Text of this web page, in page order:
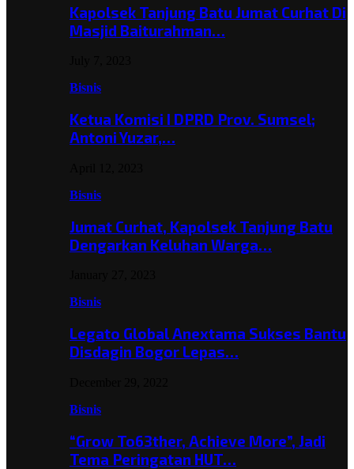
Kapolsek Tanjung Batu Jumat Curhat Di
Masjid Baiturahman…
Bisnis
Ketua Komisi I DPRD Prov. Sumsel;
Antoni Yuzar,…
Bisnis
Jumat Curhat, Kapolsek Tanjung Batu
Dengarkan Keluhan Warga…
Bisnis
Legato Global Anextama Sukses Bantu
Disdagin Bogor Lepas…
Bisnis
“Grow To63ther, Achieve More”, Jadi
Tema Peringatan HUT…